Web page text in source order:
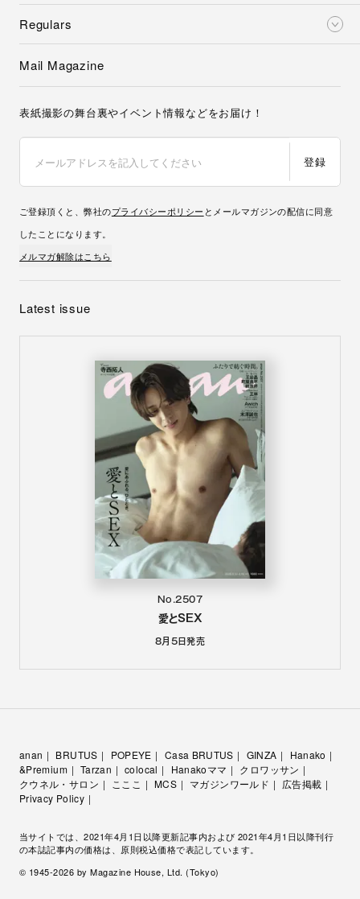
Regulars
Mail Magazine
表紙撮影の舞台裏やイベント情報などをお届け！
登録
ご登録頂くと、弊社のプライバシーポリシー とメールマガジンの配信に同意
したことになります。
メルマガ解除はこちら
Latest issue
No.2507
愛とSEX
8月5日発売
anan BRUTUS POPEYE Casa BRUTUS GINZA
Hanako
&Premium
Tarzan colocal Hanakoママ
クロワッサン
クウネル・サロン
こここ MCS マガジンワールド
広告掲載
Privacy Policy
当サイトでは、2021年4月1日以降更新記事内および 2021年4月1日以降刊行
の本誌記事内の価格は、原則税込価格で表記しています。
© 1945-2026 by Magazine House, Ltd. (Tokyo)